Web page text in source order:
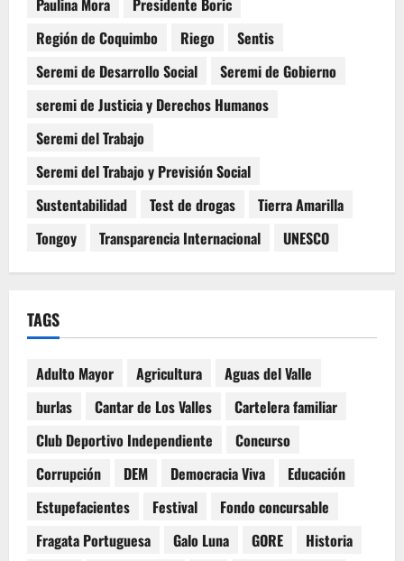
Región de Coquimbo
Riego
Sentis
Seremi de Desarrollo Social
Seremi de Gobierno
seremi de Justicia y Derechos Humanos
Seremi del Trabajo
Seremi del Trabajo y Previsión Social
Sustentabilidad
Test de drogas
Tierra Amarilla
Tongoy
Transparencia Internacional UNESCO
TAGS
Adulto Mayor Agricultura
Aguas del Valle
burlas
Cantar de Los Valles
Cartelera familiar
Club Deportivo Independiente
Concurso
Corrupción
DEM Democracia Viva
Educación
Estupefacientes
Festival
Fondo concursable
Fragata Portuguesa
Galo Luna GORE
Historia